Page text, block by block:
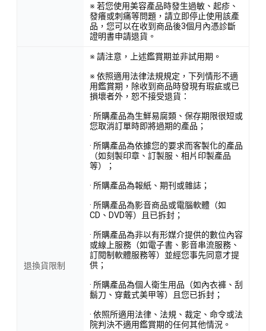
※ 若您使用美容產品時發生過敏、起疹、
發癢或刺痛等問題，請立即停止使用該產
品，您可以在收到商品後3個月內憑診斷
證明書申請退貨。
退換貨限制
※ 請注意，上述鑑賞期並非試用期。
※ 依照適用法律法規規定，下列情形不適
用鑑賞期，除收到商品時發現有瑕疵或已
損壞者外，恕不接受退貨：
· 所購產品為生鮮易腐類、保存期限很短或
您取消訂單時即將過期的產品；
· 所購產品為依據您的要求而客製化的產品
（如刻製印章、訂製服、相片印製產品
等）；
· 所購產品為報紙、期刊或雜誌；
· 所購產品為影音商品或電腦軟體（如
CD、DVD等）且已拆封；
· 所購產品為非以有形媒介提供的數位內容
或線上服務（如電子書、影音串流服務、
訂閱制軟體服務等）並經您事先同意才提
供；
· 所購產品為個人衛生用品（如內衣褲、刮
鬍刀、穿戴式美甲等）且您已拆封；
· 依照所適用法律、法規、裁定、命令或法
院判決不適用鑑賞期的任何其他情況。